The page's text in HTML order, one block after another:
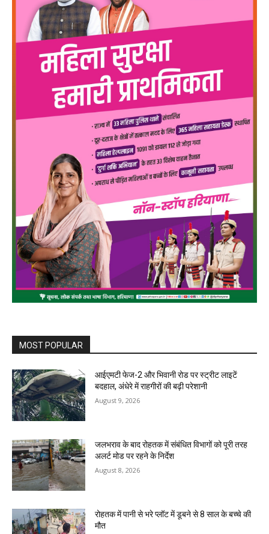
MOST POPULAR
आईएमटी फेज-2 और भिवानी रोड पर स्ट्रीट लाइटें
बदहाल, अंधेरे में राहगीरों की बढ़ी परेशानी
August 9, 2026
जलभराव के बाद रोहतक में संबंधित विभागों को पूरी तरह
अलर्ट मोड पर रहने के निर्देश
August 8, 2026
रोहतक में पानी से भरे प्लॉट में डूबने से 8 साल के बच्चे की
मौत